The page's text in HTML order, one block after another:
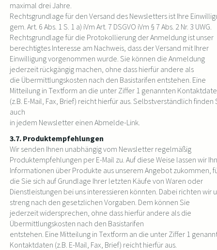
maximal drei Jahre.
Rechtsgrundlage für den Versand des Newsletters ist Ihre
gem. Art. 6 Abs. 1 S. 1 a) iVm Art. 7 DSGVO iVm § 7 Abs. 2 Nr. 3 UWG.
Rechtsgrundlage für die Protokollierung der Anmeldung ist unser
berechtigtes Interesse am Nachweis, dass der Versand mit Ihrer
Einwilligung vorgenommen wurde. Sie können die Anmeldung
jederzeit rückgängig machen, ohne dass hierfür andere als
die Übermittlungskosten nach den Basistarifen entstehen. Eine
Mitteilung in Textform an die unter Ziffer 1 genannten
(z.B. E-Mail, Fax, Brief) reicht hierfür aus. Selbstverständlich finden
auch
in jedem Newsletter einen Abmelde-Link.
3.7. Produktempfehlungen
Wir senden Ihnen unabhängig vom Newsletter regelmäßig
Produktempfehlungen per E-Mail zu. Auf diese Weise lassen wir
Informationen über Produkte aus unserem Angebot zukommen,
die Sie sich auf Grundlage Ihrer letzten Käufe von Waren oder
Dienstleistungen bei uns interessieren könnten. Dabei richten wir
streng nach den gesetzlichen Vorgaben. Dem können Sie
jederzeit widersprechen, ohne dass hierfür andere als die
Übermittlungskosten nach den Basistarifen
entstehen. Eine Mitteilung in Textform an die unter Ziffer 1
Kontaktdaten (z.B. E-Mail, Fax, Brief) reicht hierfür aus.